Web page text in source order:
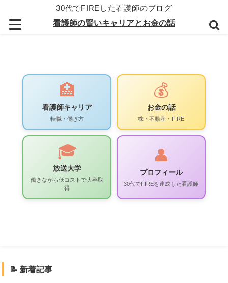
30代でFIREした看護師のブログ
看護師の賢いキャリアとお金の話
🏥
看護師キャリア
転職・働き方
💰
お金の話
株・不動産・FIRE
🎓
放送大学
働きながら低コストで大卒取
得
👤
プロフィール
30代でFIREを達成した看護師
📝 新着記事